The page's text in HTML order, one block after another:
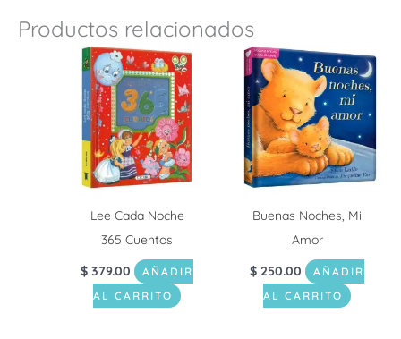
Productos relacionados
Lee Cada Noche
365 Cuentos
$ 379.00
AÑADIR
AL CARRITO
Buenas Noches, Mi
Amor
$ 250.00
AÑADIR
AL CARRITO